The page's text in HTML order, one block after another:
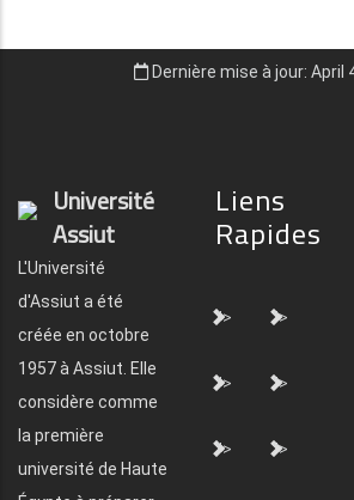
Dernière mise à jour: April
Université
Assiut
L'Université
d'Assiut a été
créée en octobre
1957 à Assiut. Elle
considère comme
la première
université de Haute
Liens
Rapides
"> ">
"> ">
"> ">